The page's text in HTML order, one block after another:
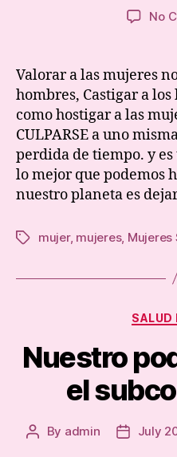
No
Valorar a las mujeres
hombres, Castigar a
como hostigar a las
CULPARSE a uno
perdida de tiempo. y
lo mejor que podemos
nuestro planeta es
Tagsmujer, mujeres, Mujeres
SALUD
Nuestro
el
Post
By admin
PostJuly